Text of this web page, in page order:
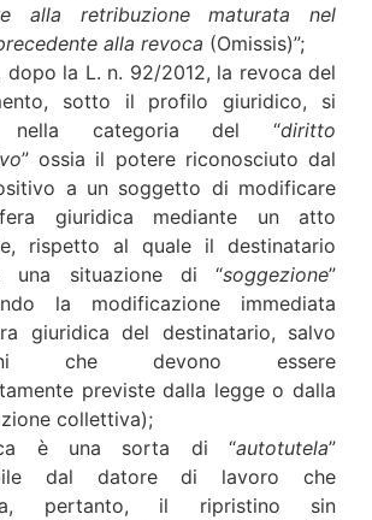
alla retribuzione maturata nel
alla revoca (Omissis)”;
dopo la L. n. 92/2012, la revoca del
sotto il profilo giuridico, si
nella categoria del “diritto
” ossia il potere riconosciuto dal
a un soggetto di modificare
giuridica mediante un atto
rispetto al quale il destinatario
una situazione di “soggezione”
la modificazione immediata
giuridica del destinatario, salvo
che devono essere
previste dalla legge o dalla
collettiva);
è una sorta di “autotutela”
dal datore di lavoro che
pertanto, il ripristino sin